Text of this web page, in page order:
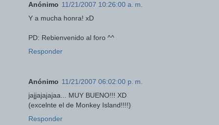
Anónimo 11/21/2007 10:26:00 a. m.
Y a mucha honra! xD
PD: Rebienvenido al foro ^^
Responder
Anónimo 11/21/2007 06:02:00 p. m.
jajjajajajaa... MUY BUENO!!! XD
(excelnte el de Monkey Island!!!!)
Responder